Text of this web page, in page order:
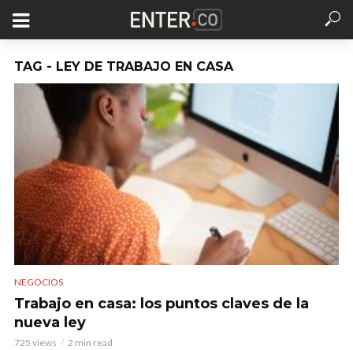
TAG - LEY DE TRABAJO EN CASA
NEGOCIOS
Trabajo en casa: los puntos claves de la
nueva ley
725 views 2 min read